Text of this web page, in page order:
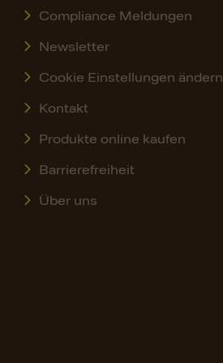
Compliance Meldungen
Newsletter
Cookie Einstellungen ändern
Kontakt
Produkte online kaufen
Barrierefreiheit
Über uns